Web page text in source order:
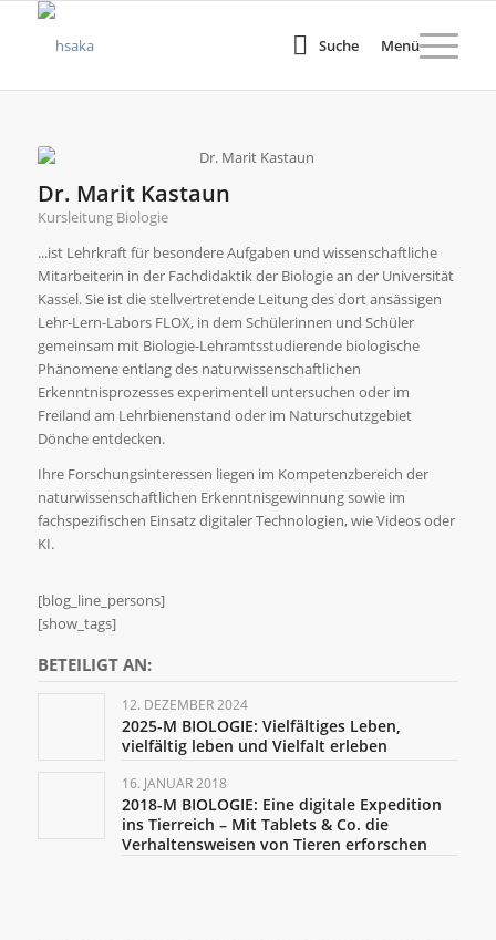
Suche Menü
Dr. Marit Kastaun
Kursleitung Biologie
...ist Lehrkraft für besondere Aufgaben und wissenschaftliche
Mitarbeiterin in der Fachdidaktik der Biologie an der Universität
Kassel. Sie ist die stellvertretende Leitung des dort ansässigen
Lehr-Lern-Labors FLOX, in dem Schülerinnen und Schüler
gemeinsam mit Biologie-Lehramtsstudierende biologische
Phänomene entlang des naturwissenschaftlichen
Erkenntnisprozesses experimentell untersuchen oder im
Freiland am Lehrbienenstand oder im Naturschutzgebiet
Dönche entdecken.
Ihre Forschungsinteressen liegen im Kompetenzbereich der
naturwissenschaftlichen Erkenntnisgewinnung sowie im
fachspezifischen Einsatz digitaler Technologien, wie Videos oder
KI.
[blog_line_persons]
[show_tags]
BETEILIGT AN:
12. DEZEMBER 2024
2025-M BIOLOGIE: Vielfältiges Leben,
vielfältig leben und Vielfalt erleben
16. JANUAR 2018
2018-M BIOLOGIE: Eine digitale Expedition
ins Tierreich – Mit Tablets & Co. die
Verhaltensweisen von Tieren erforschen